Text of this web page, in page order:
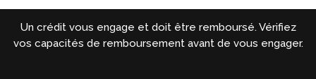
Un crédit vous engage et doit être remboursé. Vérifiez
vos capacités de remboursement avant de vous engager.